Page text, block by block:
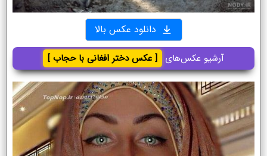
دانلود عکس بالا
آرشیو عکس‌های [ عکس دختر افغانی با حجاب ]